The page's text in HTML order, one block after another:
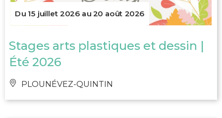
Du 15 juillet 2026 au 20 août 2026
Stages arts plastiques et dessin |
Été 2026
PLOUNÉVEZ-QUINTIN